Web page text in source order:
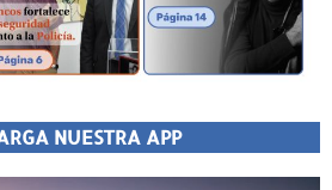
NUESTRA APP